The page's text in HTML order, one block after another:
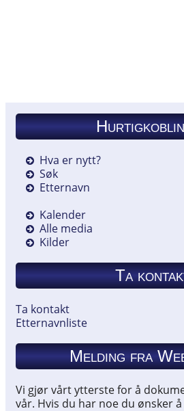
Hva er nytt?
Søk
Etternavn
Kalender
Alle media
Kilder
Ta
Ta kontakt
Etternavnliste
Melding fra
Vi gjør vårt ytterste for å
vår. Hvis du har noe du ønsker